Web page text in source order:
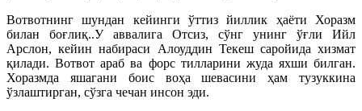
Вотвотнинг шундан кейинги ўттиз йиллик ҳаёти Хоразм
билан боғлиқ..У аввалига Отсиз, сўнг унинг ўғли Ийл
Арслон, кейин набираси Алоуддин Текеш саройида хизмат
қилади. Вотвот араб ва форс тилларини жуда яхши билган.
Хоразмда яшагани боис воҳа шевасини ҳам тузуккина
ўзлаштирган, сўзга чечан инсон эди.